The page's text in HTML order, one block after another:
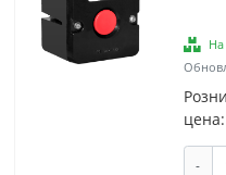
На
цена:
-